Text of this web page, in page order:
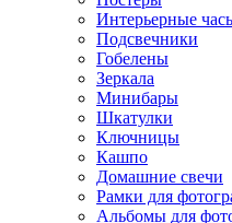
Интерьерные
Подсвечники
Гобелены
Зеркала
Минибары
Шкатулки
Ключницы
Кашпо
Домашние свечи
Рамки для
Альбомы для